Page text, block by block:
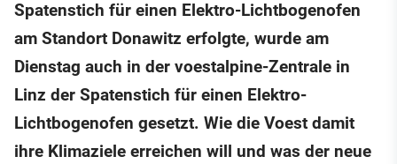
Spatenstich für einen Elektro-Lichtbogenofen
am Standort Donawitz erfolgte, wurde am
Dienstag auch in der voestalpine-Zentrale in
Linz der Spatenstich für einen Elektro-
Lichtbogenofen gesetzt. Wie die Voest damit
ihre Klimaziele erreichen will und was der neue